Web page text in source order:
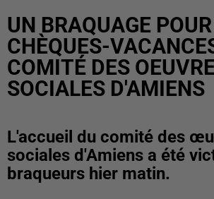
UN BRAQUAGE
CHÈQUES-
COMITÉ DES
SOCIALES D'AMIENS
L'accueil du comité des
sociales d'Amiens a été
braqueurs hier matin.